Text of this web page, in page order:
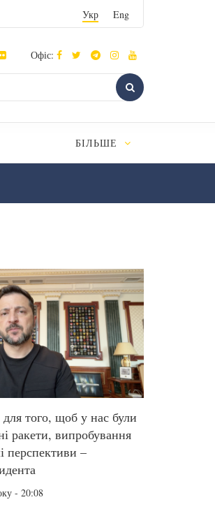
Укр Eng
Офіс:
БІЛЬШЕ
того, щоб у нас були
ракети, випробування
перспективи –
- 20:08